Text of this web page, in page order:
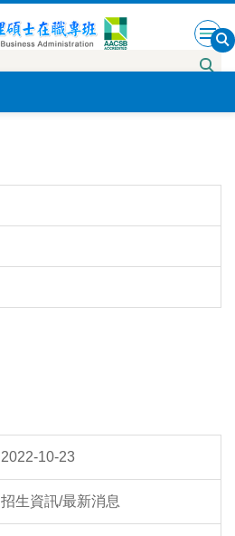
2022-10-23
招生資訊/最新消息